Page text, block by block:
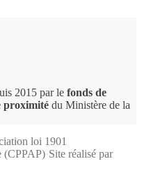
2015 par le fonds de
proximité du Ministère de la
loi 1901
(CPPAP)·Site réalisé par